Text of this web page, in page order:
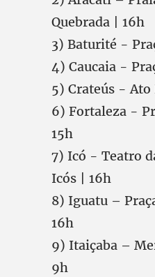
Quebrada | 16h
3) Baturité -
4) Caucaia -
5) Crateús - Ato
6) Fortaleza -
15h
7) Icó - Teatro
Icós | 16h
8) Iguatu –
16h
9) Itaiçaba –
9h